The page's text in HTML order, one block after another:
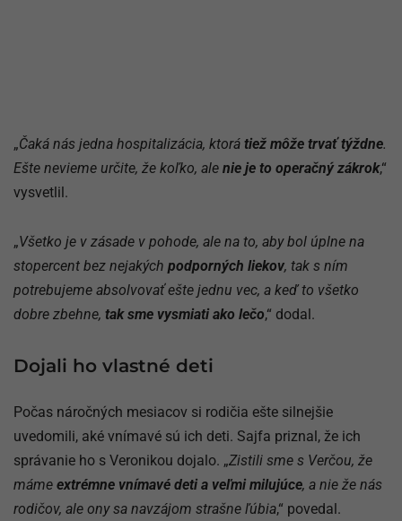
„Čaká nás jedna hospitalizácia, ktorá tiež môže trvať týždne.
Ešte nevieme určite, že koľko, ale nie je to operačný zákrok,“
vysvetlil.
„Všetko je v zásade v pohode, ale na to, aby bol úplne na
stopercent bez nejakých podporných liekov, tak s ním
potrebujeme absolvovať ešte jednu vec, a keď to všetko
dobre zbehne, tak sme vysmiati ako lečo,“ dodal.
Dojali ho vlastné deti
Počas náročných mesiacov si rodičia ešte silnejšie
uvedomili, aké vnímavé sú ich deti. Sajfa priznal, že ich
správanie ho s Veronikou dojalo. „Zistili sme s Verčou, že
máme extrémne vnímavé deti a veľmi milujúce, a nie že nás
rodičov, ale ony sa navzájom strašne ľúbia,“ povedal.